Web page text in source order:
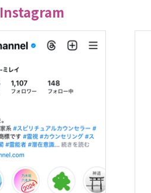
Instagram